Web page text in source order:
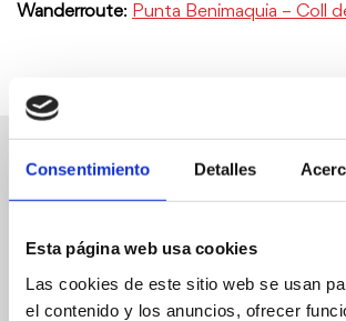
Consentimiento Detalles
Esta página web usa cookies
Las cookies de este sitio web se usan
el contenido y los anuncios, ofrecer
Wanderroute: Punta Benimaquia – Coll
Weitere